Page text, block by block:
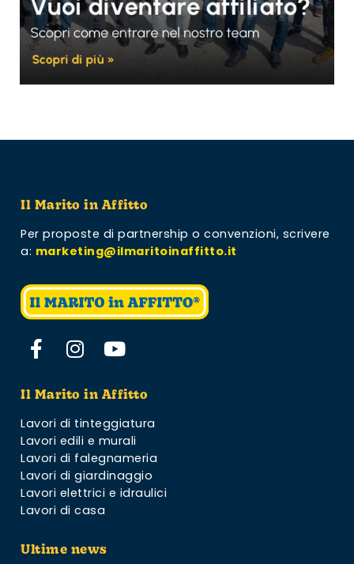
Il Marito in Affitto
Per proposte di partnership o convenzioni, scrivere
a: marketing@ilmaritoinaffitto.it
Il Marito in Affitto
Lavori di tinteggiatura
Lavori edili e murali
Lavori di falegnameria
Lavori di giardinaggio
Lavori elettrici e idraulici
Lavori di casa
Ultime news